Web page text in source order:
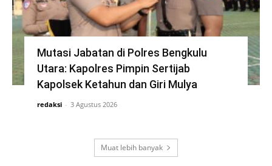
Mutasi Jabatan di Polres Bengkulu
Utara: Kapolres Pimpin Sertijab
Kapolsek Ketahun dan Giri Mulya
redaksi - 3 Agustus 2026
Muat lebih banyak